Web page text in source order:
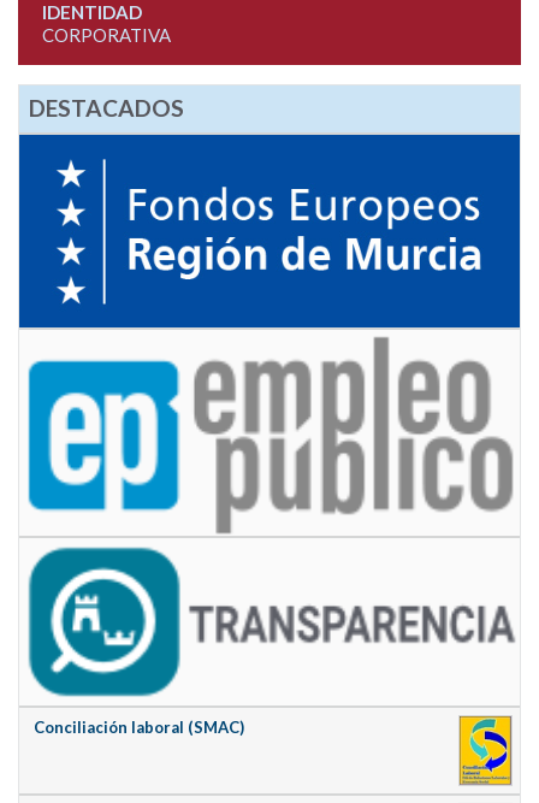
IDENTIDAD
CORPORATIVA
DESTACADOS
Conciliación laboral (SMAC)